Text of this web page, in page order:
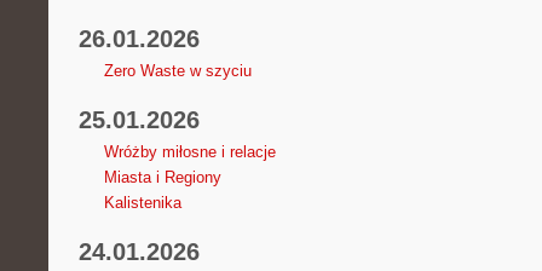
26.01.2026
Zero Waste w szyciu
25.01.2026
Wróżby miłosne i relacje
Miasta i Regiony
Kalistenika
24.01.2026